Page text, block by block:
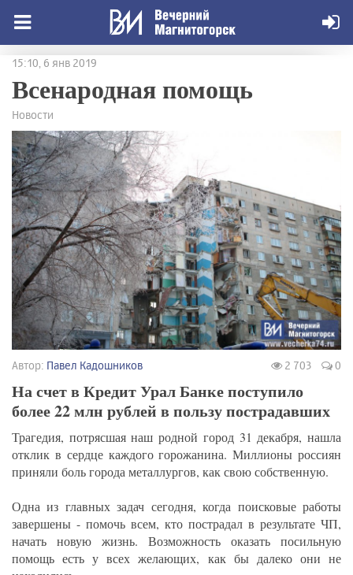
15:10, 6 янв 2019
Всенародная помощь
Новости
Автор: Павел Кадошников 2 703 0
На счет в Кредит Урал Банке поступило
более 22 млн рублей в пользу пострадавших
Трагедия, потрясшая наш родной город 31 декабря, нашла
отклик в сердце каждого горожанина. Миллионы россиян
приняли боль города металлургов, как свою собственную.
Одна из главных задач сегодня, когда поисковые работы
завершены - помочь всем, кто пострадал в результате ЧП,
начать новую жизнь. Возможность оказать посильную
помощь есть у всех желающих, как бы далеко они не